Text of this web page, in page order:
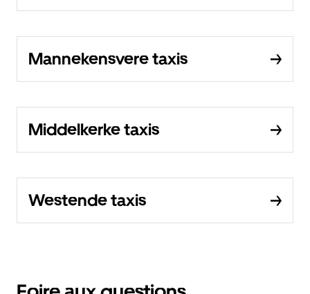
Mannekensvere taxis
Middelkerke taxis
Westende taxis